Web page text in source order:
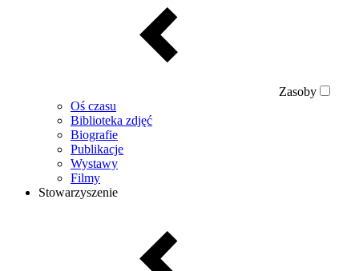
Zasoby
Oś czasu
Biblioteka zdjęć
Biografie
Publikacje
Wystawy
Filmy
Stowarzyszenie